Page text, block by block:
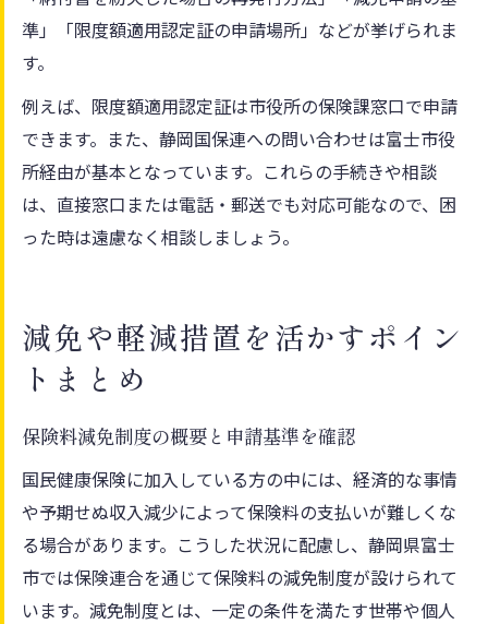
準」「限度額適用認定証の申請場所」などが挙げられま
す。
例えば、限度額適用認定証は市役所の保険課窓口で申請
できます。また、静岡国保連への問い合わせは富士市役
所経由が基本となっています。これらの手続きや相談
は、直接窓口または電話・郵送でも対応可能なので、困
った時は遠慮なく相談しましょう。
減免や軽減措置を活かすポイン
トまとめ
保険料減免制度の概要と申請基準を確認
国民健康保険に加入している方の中には、経済的な事情
や予期せぬ収入減少によって保険料の支払いが難しくな
る場合があります。こうした状況に配慮し、静岡県富士
市では保険連合を通じて保険料の減免制度が設けられて
います。減免制度とは、一定の条件を満たす世帯や個人